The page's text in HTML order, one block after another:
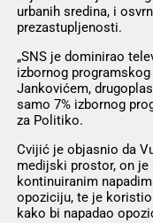
urbanih sredina, i
prezastupljenosti.
„SNS je dominirao
izbornog
Jankovićem,
samo 7% izbornog
za Politiko.
Cvijić je objasnio da
medijski prostor, on je
kontinuiranim
opoziciju, te je
kako bi napadao